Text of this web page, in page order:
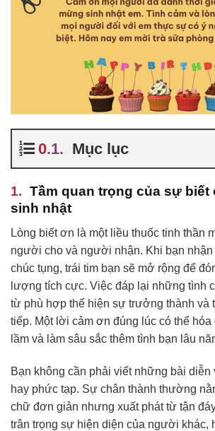
Mục lục
Tầm quan trọng của sự
sinh nhật
Lòng biết ơn là một liều thuốc tinh thần
người cho và người nhận. Khi bạn
chúc tụng, trái tim bạn sẽ mở rộng để
lượng tích cực. Việc đáp lại những tình
từ phù hợp thể hiện sự trưởng thành và
tiếp. Một lời cảm ơn đúng lúc có thể
lầm và làm sâu sắc thêm tình bạn lâu
Bạn không cần phải viết những bài diễn
hay phức tạp. Sự chân thành thường
chữ đơn giản nhưng xuất phát từ tận
trân trọng sự hiện diện của người khác,